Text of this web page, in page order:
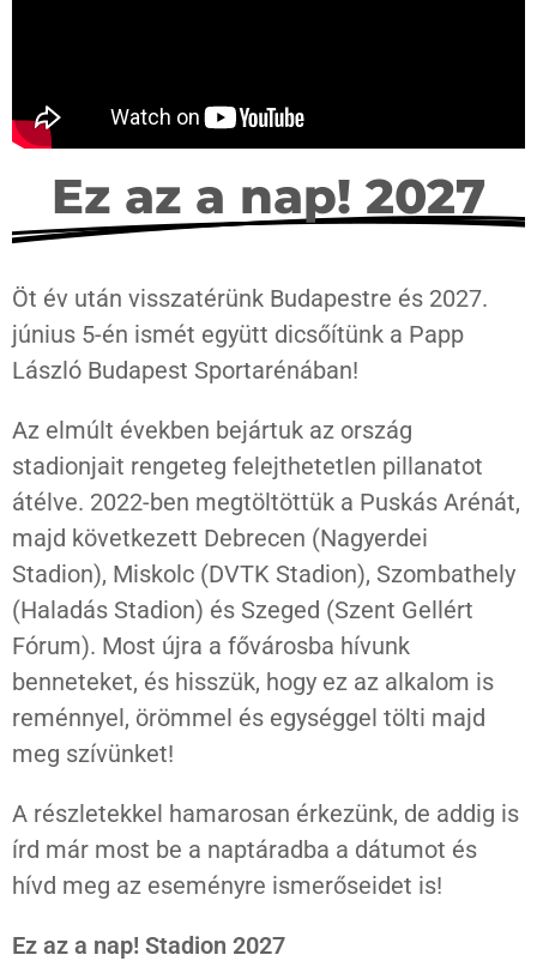
Ez az a nap! 2027
Öt év után visszatérünk Budapestre és 2027.
június 5-én ismét együtt dicsőítünk a Papp
László Budapest Sportarénában!
Az elmúlt években bejártuk az ország
stadionjait rengeteg felejthetetlen pillanatot
átélve. 2022-ben megtöltöttük a Puskás Arénát,
majd következett Debrecen (Nagyerdei
Stadion), Miskolc (DVTK Stadion), Szombathely
(Haladás Stadion) és Szeged (Szent Gellért
Fórum). Most újra a fővárosba hívunk
benneteket, és hisszük, hogy ez az alkalom is
reménnyel, örömmel és egységgel tölti majd
meg szívünket!
A részletekkel hamarosan érkezünk, de addig is
írd már most be a naptáradba a dátumot és
hívd meg az eseményre ismerőseidet is!
Ez az a nap! Stadion 2027